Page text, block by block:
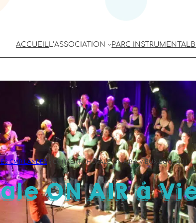
ACCUEIL L’ASSOCIATION PARC INSTRUMENTAL
CMR LANDES CONCERT CHORALE ON AIR À VIEUX-BOUCAU !
ON AIR à